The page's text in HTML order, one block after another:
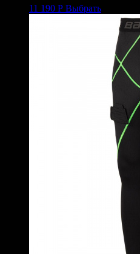
11 190 Р Выбрать